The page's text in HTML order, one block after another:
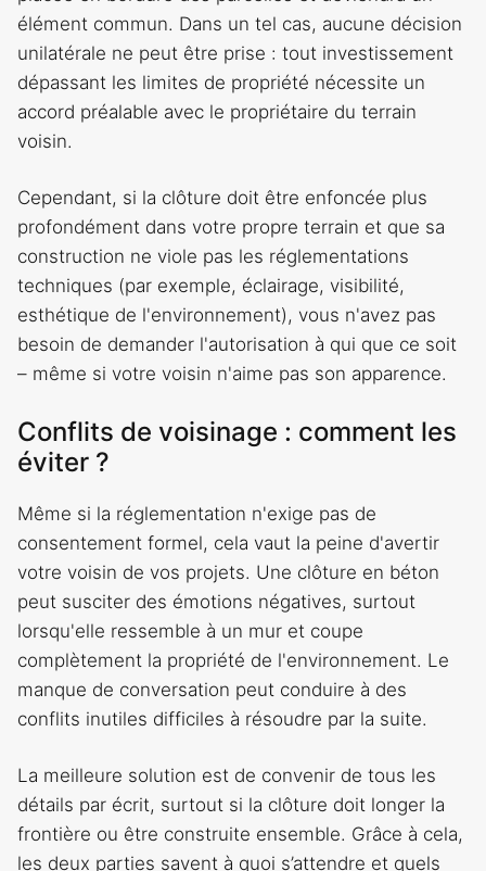
élément commun. Dans un tel cas, aucune décision
unilatérale ne peut être prise : tout investissement
dépassant les limites de propriété nécessite un
accord préalable avec le propriétaire du terrain
voisin.
Cependant, si la clôture doit être enfoncée plus
profondément dans votre propre terrain et que sa
construction ne viole pas les réglementations
techniques (par exemple, éclairage, visibilité,
esthétique de l'environnement), vous n'avez pas
besoin de demander l'autorisation à qui que ce soit
– même si votre voisin n'aime pas son apparence.
Conflits de voisinage : comment les
éviter ?
Même si la réglementation n'exige pas de
consentement formel, cela vaut la peine d'avertir
votre voisin de vos projets. Une clôture en béton
peut susciter des émotions négatives, surtout
lorsqu'elle ressemble à un mur et coupe
complètement la propriété de l'environnement. Le
manque de conversation peut conduire à des
conflits inutiles difficiles à résoudre par la suite.
La meilleure solution est de convenir de tous les
détails par écrit, surtout si la clôture doit longer la
frontière ou être construite ensemble. Grâce à cela,
les deux parties savent à quoi s’attendre et quels